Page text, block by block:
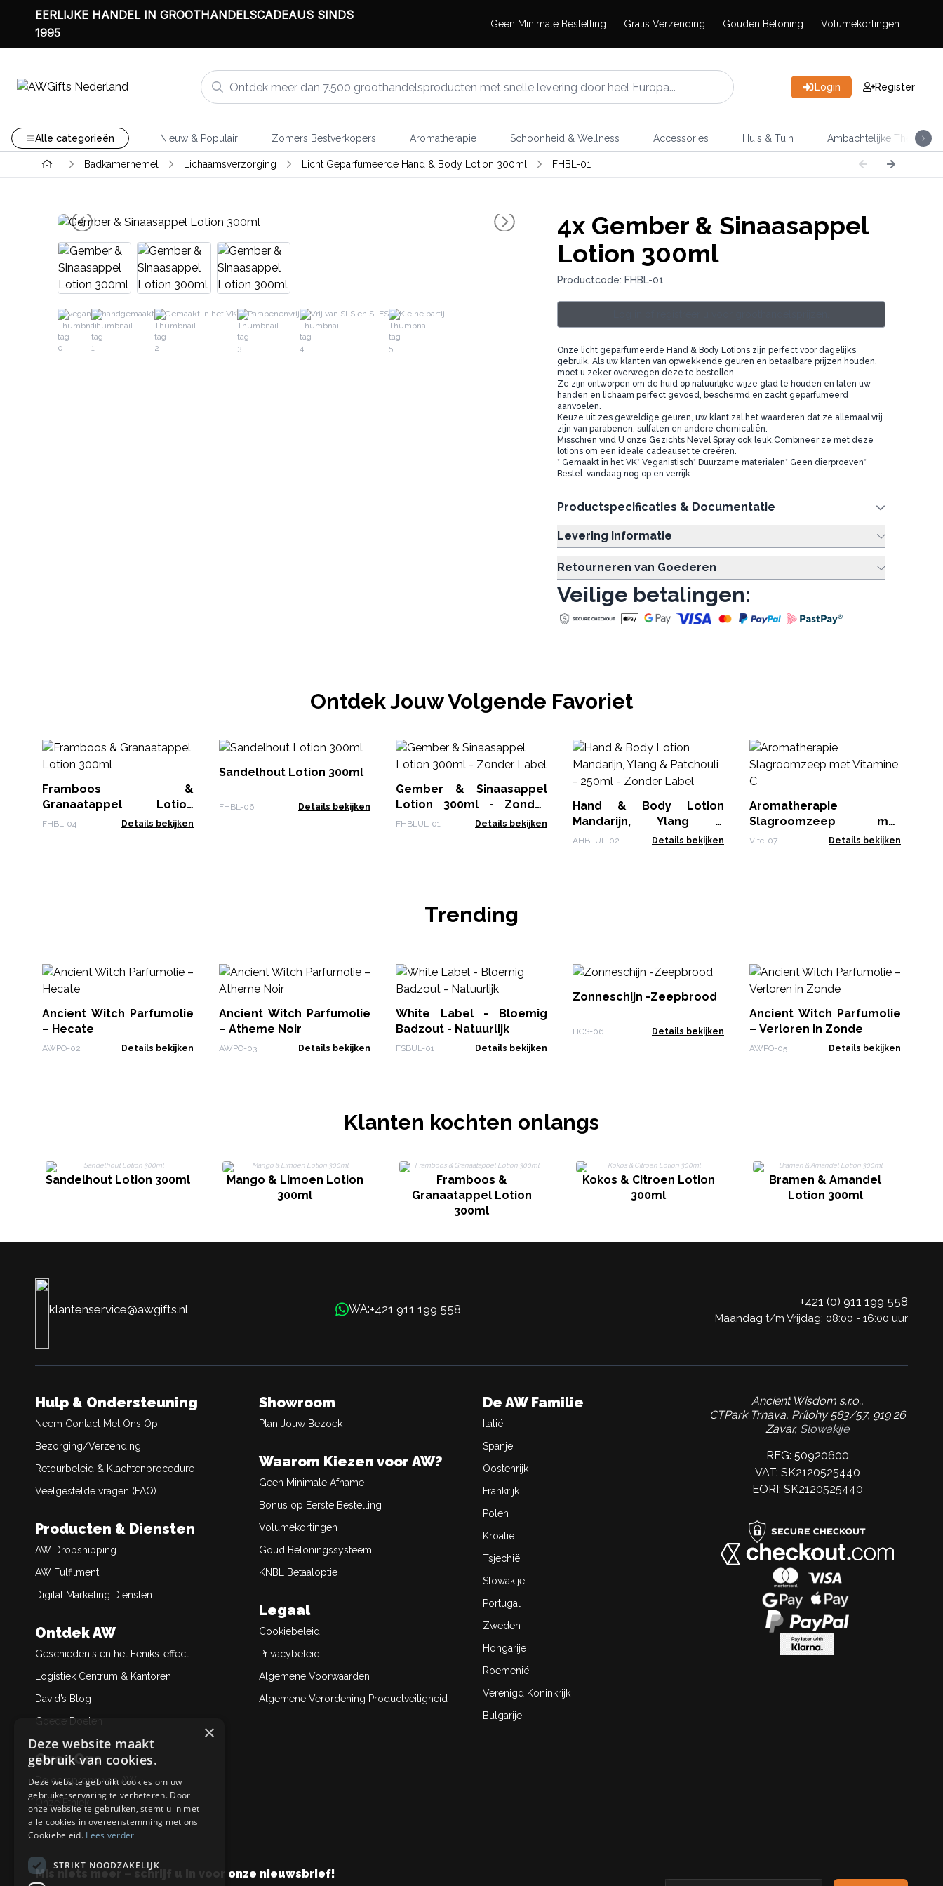
EERLIJKE HANDEL IN GROOTHANDELSCADEAUS SINDS
1995
Geen Minimale Bestelling Gratis Verzending Gouden Beloning Volumekortingen
Login Register
Alle categorieën Nieuw & Populair Zomers Bestverkopers Aromatherapie Schoonheid & Wellness Accessories Huis & Tuin Ambachtelijke Thee
Badkamerhemel Lichaamsverzorging Licht Geparfumeerde Hand & Body Lotion 300ml FHBL-01
vegan handgemaakt Gemaakt in het VK Parabenenvrij Vrij van SLS en SLES Kleine partij
4xGember & Sinaasappel
Lotion 300ml
Productcode: FHBL-01
Onze licht geparfumeerde Hand & Body Lotions zijn perfect voor dagelijks
gebruik. Als uw klanten van opwekkende geuren en betaalbare prijzen houden,
moet u zeker overwegen deze te bestellen.
Ze zijn ontworpen om de huid op natuurlijke wijze glad te houden en laten uw
handen en lichaam perfect gevoed, beschermd en zacht geparfumeerd
aanvoelen.
Keuze uit zes geweldige geuren, uw klant zal het waarderen dat ze allemaal vrij
zijn van parabenen, sulfaten en andere chemicaliën.
Misschien vind U onze Gezichts Nevel Spray ook leuk.Combineer ze met deze
lotions om een ideale cadeauset te creëren.
* Gemaakt in het VK* Veganistisch* Duurzame materialen* Geen dierproeven*
Bestel vandaag nog op en verrijk
Productspecificaties & Documentatie
Levering Informatie
Retourneren van Goederen
Veilige betalingen:
Ontdek Jouw Volgende Favoriet
Framboos &
Granaatappel Lotion
300ml
FHBL-04 Details bekijken
Sandelhout Lotion 300ml
FHBL-06 Details bekijken
Gember & Sinaasappel
Lotion 300ml - Zonder
Label
FHBLUL-01 Details bekijken
Hand & Body Lotion
Mandarijn, Ylang &
Patchouli - 250ml -
AHBLUL-02 Details bekijken
Aromatherapie
Slagroomzeep met
Vitamine C
Vitc-07 Details bekijken
Trending
Ancient Witch Parfumolie
– Hecate
AWPO-02 Details bekijken
Ancient Witch Parfumolie
– Atheme Noir
AWPO-03 Details bekijken
White Label - Bloemig
Badzout - Natuurlijk
FSBUL-01 Details bekijken
Zonneschijn -Zeepbrood
HCS-06 Details bekijken
Ancient Witch Parfumolie
– Verloren in Zonde
AWPO-05 Details bekijken
Klanten kochten onlangs
Sandelhout Lotion 300ml
Mango & Limoen Lotion
300ml
Framboos &
Granaatappel Lotion
300ml
Kokos & Citroen Lotion
300ml
Bramen & Amandel
Lotion 300ml
klantenservice@awgifts.nl WA:+421 911 199 558
+421 (0) 911 199 558
Maandag t/m Vrijdag: 08:00 - 16:00 uur
Hulp & Ondersteuning
Neem Contact Met Ons Op
Bezorging/Verzending
Retourbeleid & Klachtenprocedure
Veelgestelde vragen (FAQ)
Producten & Diensten
AW Dropshipping
AW Fulfilment
Digital Marketing Diensten
Ontdek AW
Geschiedenis en het Feniks-effect
Logistiek Centrum & Kantoren
David’s Blog
Goede Doelen
Over Ons
De oorsprong van AW
Showroom
Plan Jouw Bezoek
Waarom Kiezen voor AW?
Geen Minimale Afname
Bonus op Eerste Bestelling
Volumekortingen
Goud Beloningssysteem
KNBL Betaaloptie
Legaal
Cookiebeleid
Privacybeleid
Algemene Voorwaarden
Algemene Verordening Productveiligheid
De AW Familie
Italië
Spanje
Oostenrijk
Frankrijk
Polen
Kroatië
Tsjechië
Slowakije
Portugal
Zweden
Hongarije
Roemenië
Verenigd Koninkrijk
Bulgarije
Ancient Wisdom s.r.o.,
CTPark Trnava, Prílohy 583/57, 919 26
Zavar, Slowakije
REG: 50920600
VAT: SK2120525440
EORI: SK2120525440
Mis niets meer – schrijf u in voor onze nieuwsbrief!
×
Deze website maakt
gebruik van cookies.
Deze website gebruikt cookies om uw
gebruikerservaring te verbeteren. Door
onze website te gebruiken, stemt u in met
alle cookies in overeenstemming met ons
Cookiebeleid. Lees verder
STRIKT NOODZAKELIJK